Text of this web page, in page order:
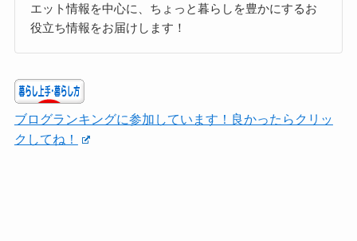
エット情報を中心に、ちょっと暮らしを豊かにするお
役立ち情報をお届けします！
ブログランキングに参加しています！良かったらクリッ
クしてね！